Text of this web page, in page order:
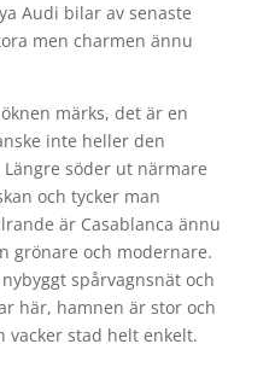
Audi bilar av senaste
men charmen ännu
märks, det är en
inte heller den
söder ut närmare
och tycker man
är Casablanca ännu
grönare och modernare.
spårvagnsnät och
här, hamnen är stor och
vacker stad helt enkelt.